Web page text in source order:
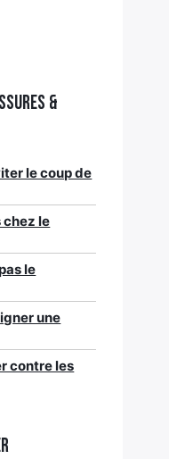
&
le coup de
le
le
une
contre les